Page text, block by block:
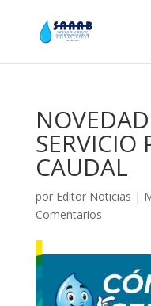
SERVICIO
CAUDAL
por Editor Noticias |
Comentarios